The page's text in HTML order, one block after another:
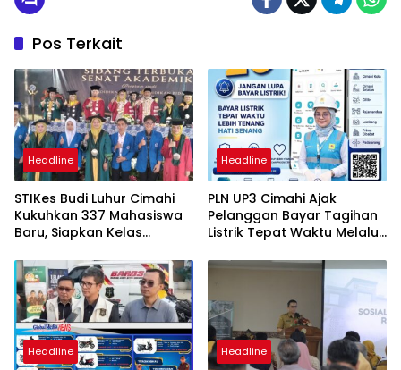
Pos Terkait
Headline
STIKes Budi Luhur Cimahi
Kukuhkan 337 Mahasiswa
Baru, Siapkan Kelas
Student Exchange ke
Filipina
Headline
PLN UP3 Cimahi Ajak
Pelanggan Bayar Tagihan
Listrik Tepat Waktu Melalui
Headline Headline